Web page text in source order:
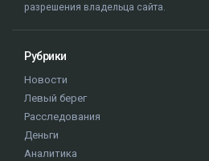
В июне 2026 года Александр
виновным по части 4 статьи
приговорен к 10 годам
пожизненным лишением права
транспортными средствами.
потерпевших, кроме отца